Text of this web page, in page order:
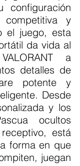
configuración
y
el juego, esta
da vida al
a
detalles de
potente y
Desde
y los
ocultos
está
forma en que
juegan